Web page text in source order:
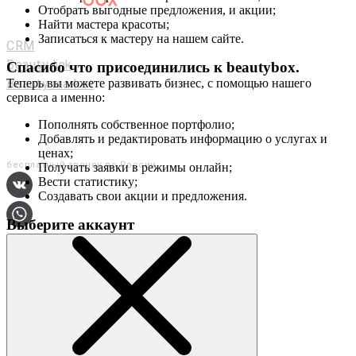
Мастерам и салонам
CRM
Beauty link
Beauty market
Приложение
Мы в соц. сетях
+7 (800) 551-80-29
бесплатный звонок по России
О сервисе
Отобрать выгодные предложения, и акции;
Найти мастера красоты;
Записаться к мастеру на нашем сайте.
Спасибо что присоединились к beautybox.
Теперь вы можете развивать бизнес, с помощью нашего
сервиса а именно:
Пополнять собственное портфолио;
Добавлять и редактировать информацию о услугах и
ценах;
Получать заявки в режимы онлайн;
Вести статистику;
Создавать свои акции и предложения.
Выберите аккаунт